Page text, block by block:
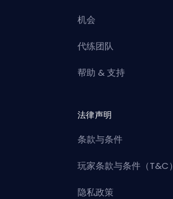
机会
代练团队
帮助 & 支持
法律声明
条款与条件
玩家条款与条件（T&C）
隐私政策